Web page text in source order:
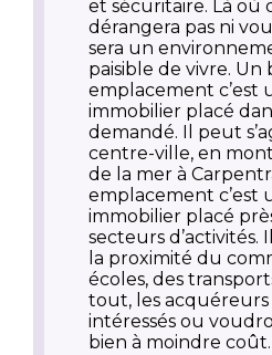
et sécuritaire. Là où
dérangera pas ni
sera un
paisible de vivre. Un
emplacement c’est
immobilier placé
demandé. Il peut
centre-ville, en
de la mer à
emplacement c’est
immobilier placé
secteurs d’activités.
la proximité du
écoles, des
tout, les acquéreurs
intéressés ou
bien à moindre coût.